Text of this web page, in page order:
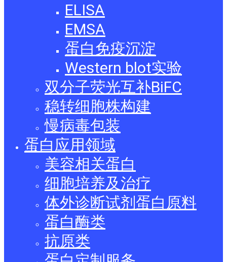
ELISA
EMSA
蛋白免疫沉淀
Western blot实验
双分子荧光互补BiFC
稳转细胞株构建
慢病毒包装
蛋白应用领域
美容相关蛋白
细胞培养及治疗
体外诊断试剂蛋白原料
蛋白酶类
抗原类